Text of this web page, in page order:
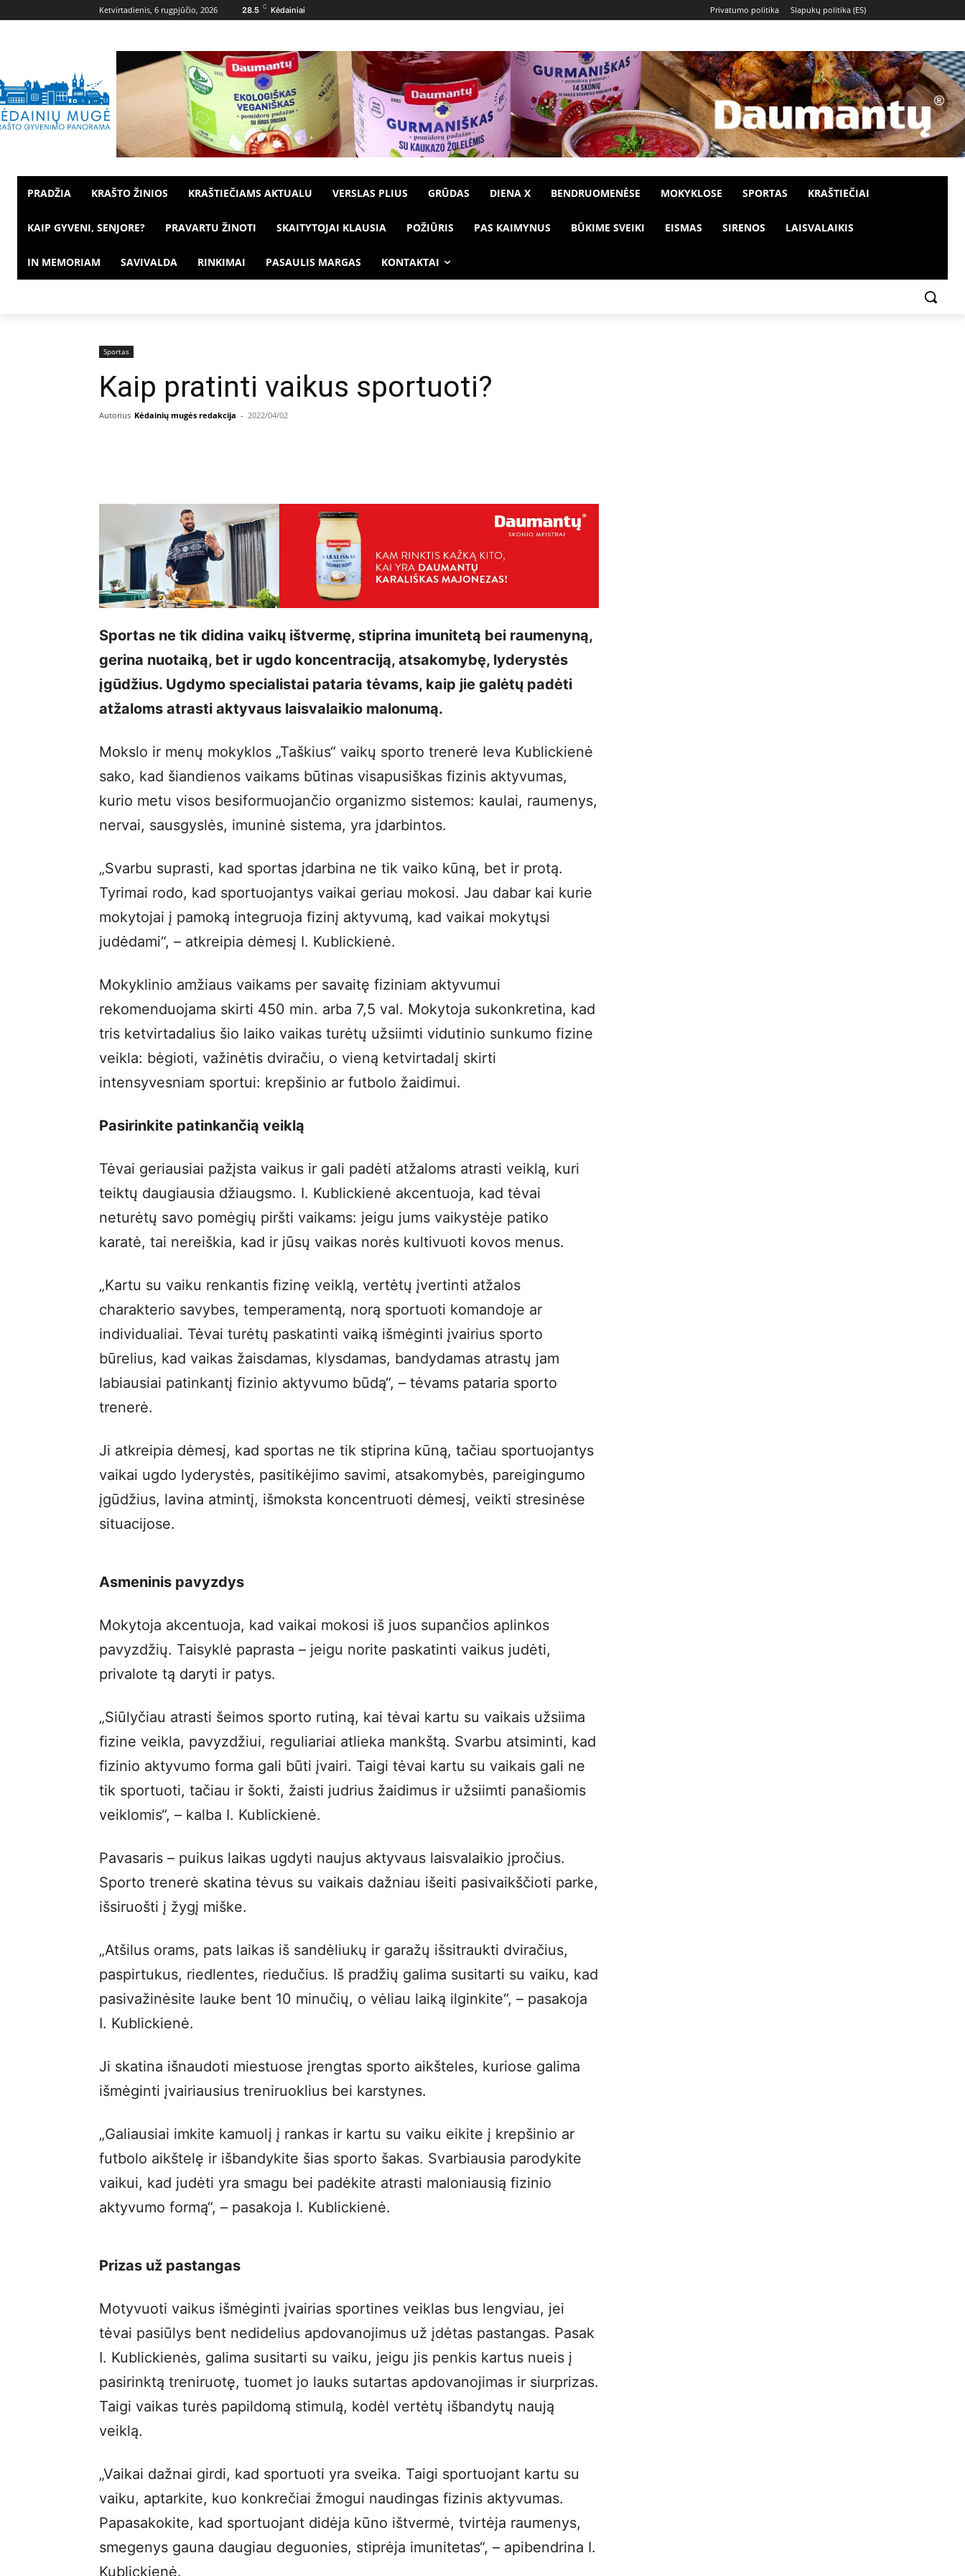
Ketvirtadienis, 6 rugpjūčio, 2026 28.5 C Kėdainiai Privatumo politika Slapukų politika (ES)
PRADŽIA KRAŠTO ŽINIOS KRAŠTIEČIAMS AKTUALU VERSLAS PLIUS GRŪDAS DIENA X BENDRUOMENĖSE MOKYKLOSE SPORTAS KRAŠTIEČIAI
KAIP GYVENI, SENJORE? PRAVARTU ŽINOTI SKAITYTOJAI KLAUSIA POŽIŪRIS PAS KAIMYNUS BŪKIME SVEIKI EISMAS SIRENOS LAISVALAIKIS
IN MEMORIAM SAVIVALDA RINKIMAI PASAULIS MARGAS KONTAKTAI
Sportas
Kaip pratinti vaikus sportuoti?
Autorius Kėdainių mugės redakcija - 2022/04/02
Sportas ne tik didina vaikų ištvermę, stiprina imunitetą bei raumenyną,
gerina nuotaiką, bet ir ugdo koncentraciją, atsakomybę, lyderystės
įgūdžius. Ugdymo specialistai pataria tėvams, kaip jie galėtų padėti
atžaloms atrasti aktyvaus laisvalaikio malonumą.
Mokslo ir menų mokyklos „Taškius“ vaikų sporto trenerė Ieva Kublickienė
sako, kad šiandienos vaikams būtinas visapusiškas fizinis aktyvumas,
kurio metu visos besiformuojančio organizmo sistemos: kaulai, raumenys,
nervai, sausgyslės, imuninė sistema, yra įdarbintos.
„Svarbu suprasti, kad sportas įdarbina ne tik vaiko kūną, bet ir protą.
Tyrimai rodo, kad sportuojantys vaikai geriau mokosi. Jau dabar kai kurie
mokytojai į pamoką integruoja fizinį aktyvumą, kad vaikai mokytųsi
judėdami“, – atkreipia dėmesį I. Kublickienė.
Mokyklinio amžiaus vaikams per savaitę fiziniam aktyvumui
rekomenduojama skirti 450 min. arba 7,5 val. Mokytoja sukonkretina, kad
tris ketvirtadalius šio laiko vaikas turėtų užsiimti vidutinio sunkumo fizine
veikla: bėgioti, važinėtis dviračiu, o vieną ketvirtadalį skirti
intensyvesniam sportui: krepšinio ar futbolo žaidimui.
Pasirinkite patinkančią veiklą
Tėvai geriausiai pažįsta vaikus ir gali padėti atžaloms atrasti veiklą, kuri
teiktų daugiausia džiaugsmo. I. Kublickienė akcentuoja, kad tėvai
neturėtų savo pomėgių piršti vaikams: jeigu jums vaikystėje patiko
karatė, tai nereiškia, kad ir jūsų vaikas norės kultivuoti kovos menus.
„Kartu su vaiku renkantis fizinę veiklą, vertėtų įvertinti atžalos
charakterio savybes, temperamentą, norą sportuoti komandoje ar
individualiai. Tėvai turėtų paskatinti vaiką išmėginti įvairius sporto
būrelius, kad vaikas žaisdamas, klysdamas, bandydamas atrastų jam
labiausiai patinkantį fizinio aktyvumo būdą“, – tėvams pataria sporto
trenerė.
Ji atkreipia dėmesį, kad sportas ne tik stiprina kūną, tačiau sportuojantys
vaikai ugdo lyderystės, pasitikėjimo savimi, atsakomybės, pareigingumo
įgūdžius, lavina atmintį, išmoksta koncentruoti dėmesį, veikti stresinėse
situacijose.
Asmeninis pavyzdys
Mokytoja akcentuoja, kad vaikai mokosi iš juos supančios aplinkos
pavyzdžių. Taisyklė paprasta – jeigu norite paskatinti vaikus judėti,
privalote tą daryti ir patys.
„Siūlyčiau atrasti šeimos sporto rutiną, kai tėvai kartu su vaikais užsiima
fizine veikla, pavyzdžiui, reguliariai atlieka mankštą. Svarbu atsiminti, kad
fizinio aktyvumo forma gali būti įvairi. Taigi tėvai kartu su vaikais gali ne
tik sportuoti, tačiau ir šokti, žaisti judrius žaidimus ir užsiimti panašiomis
veiklomis“, – kalba I. Kublickienė.
Pavasaris – puikus laikas ugdyti naujus aktyvaus laisvalaikio įpročius.
Sporto trenerė skatina tėvus su vaikais dažniau išeiti pasivaikščioti parke,
išsiruošti į žygį miške.
„Atšilus orams, pats laikas iš sandėliukų ir garažų išsitraukti dviračius,
paspirtukus, riedlentes, riedučius. Iš pradžių galima susitarti su vaiku, kad
pasivažinėsite lauke bent 10 minučių, o vėliau laiką ilginkite“, – pasakoja
I. Kublickienė.
Ji skatina išnaudoti miestuose įrengtas sporto aikšteles, kuriose galima
išmėginti įvairiausius treniruoklius bei karstynes.
„Galiausiai imkite kamuolį į rankas ir kartu su vaiku eikite į krepšinio ar
futbolo aikštelę ir išbandykite šias sporto šakas. Svarbiausia parodykite
vaikui, kad judėti yra smagu bei padėkite atrasti maloniausią fizinio
aktyvumo formą“, – pasakoja I. Kublickienė.
Prizas už pastangas
Motyvuoti vaikus išmėginti įvairias sportines veiklas bus lengviau, jei
tėvai pasiūlys bent nedidelius apdovanojimus už įdėtas pastangas. Pasak
I. Kublickienės, galima susitarti su vaiku, jeigu jis penkis kartus nueis į
pasirinktą treniruotę, tuomet jo lauks sutartas apdovanojimas ir siurprizas.
Taigi vaikas turės papildomą stimulą, kodėl vertėtų išbandytų naują
veiklą.
„Vaikai dažnai girdi, kad sportuoti yra sveika. Taigi sportuojant kartu su
vaiku, aptarkite, kuo konkrečiai žmogui naudingas fizinis aktyvumas.
Papasakokite, kad sportuojant didėja kūno ištvermė, tvirtėja raumenys,
smegenys gauna daugiau deguonies, stiprėja imunitetas“, – apibendrina I.
Kublickienė.